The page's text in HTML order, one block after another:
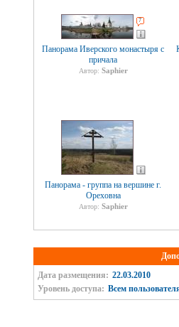
7
Панорама Иверского монастыря с
причала
Автор: Saphier
Панорама - группа на вершине г.
Ореховна
Автор: Saphier
Дата размещения: 22.03.2010
Уровень доступа: Всем